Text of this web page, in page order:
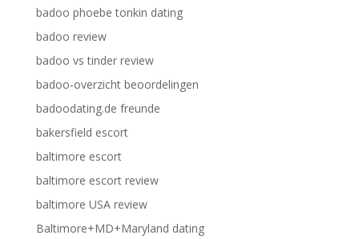
badoo phoebe tonkin dating
badoo review
badoo vs tinder review
badoo-overzicht beoordelingen
badoodating.de freunde
bakersfield escort
baltimore escort
baltimore escort review
baltimore USA review
Baltimore+MD+Maryland dating